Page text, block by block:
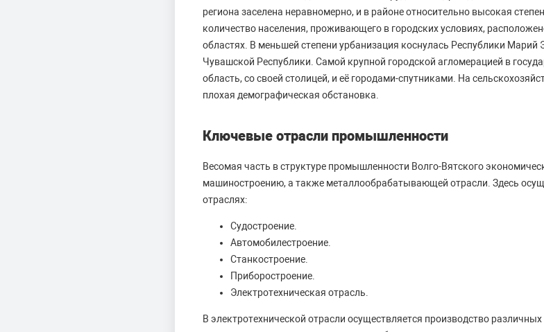
региона заселена неравномерно, и в районе относительно высокая
количество населения, проживающего в городских условиях,
областях. В меньшей степени урбанизация коснулась Республики
Чувашской Республики. Самой крупной городской агломерацией в
область, со своей столицей, и её городами-спутниками. На
плохая демографическая обстановка.
Ключевые отрасли промышленности
Весомая часть в структуре промышленности Волго-Вятского
машиностроению, а также металлообрабатывающей отрасли. Здесь
отраслях:
Судостроение.
Автомобилестроение.
Станкостроение.
Приборостроение.
Электротехническая отрасль.
В электротехнической отрасли осуществляется производство различных